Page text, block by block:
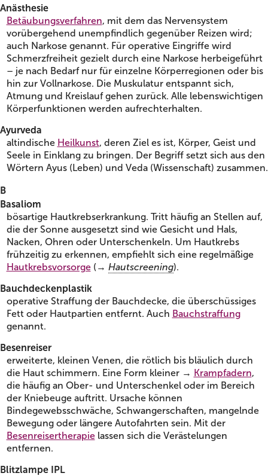
Anästhesie
Betäubungsverfahren, mit dem das Nervensystem
vorübergehend unempfindlich gegenüber Reizen wird;
auch Narkose genannt. Für operative Eingriffe wird
Schmerzfreiheit gezielt durch eine Narkose herbeigeführt
– je nach Bedarf nur für einzelne Körperregionen oder bis
hin zur Vollnarkose. Die Muskulatur entspannt sich,
Atmung und Kreislauf gehen zurück. Alle lebenswichtigen
Körperfunktionen werden aufrechterhalten.
Ayurveda
altindische Heilkunst, deren Ziel es ist, Körper, Geist und
Seele in Einklang zu bringen. Der Begriff setzt sich aus den
Wörtern Ayus (Leben) und Veda (Wissenschaft) zusammen.
B
Basaliom
bösartige Hautkrebserkrankung. Tritt häufig an Stellen auf,
die der Sonne ausgesetzt sind wie Gesicht und Hals,
Nacken, Ohren oder Unterschenkeln. Um Hautkrebs
frühzeitig zu erkennen, empfiehlt sich eine regelmäßige
Hautkrebsvorsorge(→ Hautscreening).
Bauchdeckenplastik
operative Straffung der Bauchdecke, die überschüssiges
Fett oder Hautpartien entfernt. Auch Bauchstraffung
genannt.
Besenreiser
erweiterte, kleinen Venen, die rötlich bis bläulich durch
die Haut schimmern. Eine Form kleiner → Krampfadern,
die häufig an Ober- und Unterschenkel oder im Bereich
der Kniebeuge auftritt. Ursache können
Bindegewebsschwäche, Schwangerschaften, mangelnde
Bewegung oder längere Autofahrten sein. Mit der
Besenreisertherapielassen sich die Verästelungen
entfernen.
Blitzlampe IPL